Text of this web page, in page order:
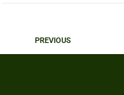
PREVIOUS